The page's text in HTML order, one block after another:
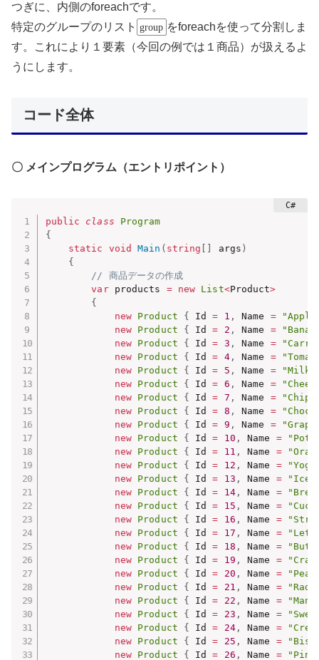
つぎに、内側のforeachです。
特定のグループのリスト group をforeachを使って分割しま
す。これにより１要素（今回の例では１商品）が扱えるよ
うにします。
コード全体
〇 メインプログラム（エントリポイント）
public class
Program
{
static
void Main ( string args )
{
// 商品データの作成
var products = new List<Product>
{
new Product { Id = 1 , Name =
new Product { Id = 2 , Name =
new Product { Id = 3 , Name =
new Product { Id = 4, Name =
new Product { Id = 5 , Name = "Milk"
new Product { Id = 6 , Name =
new Product { Id = 7 , Name =
new Product { Id = 8 , Name =
new Product { Id = 9 , Name =
new Product { Id = 10 , Name =
new Product { Id = 11 , Name =
new Product { Id = 12 , Name =
new Product { Id = 13 , Name =
"Ice
new Product { Id = 14, Name =
new Product { Id = 15 , Name =
new Product { Id = 16 , Name =
new Product { Id = 17 , Name =
new Product { Id = 18 , Name =
new Product { Id = 19 , Name =
new Product { Id = 20 , Name =
new Product { Id = 21 , Name =
new Product { Id = 22 , Name =
new Product { Id = 23 , Name =
new Product { Id = 24, Name =
new Product { Id = 25 , Name =
new Product { Id = 26 , Name =